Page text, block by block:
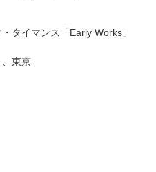
タイマンス「Early Works」
、東京